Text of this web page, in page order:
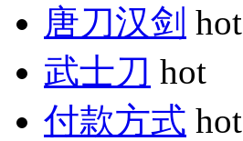
唐刀汉剑 hot
武士刀 hot
付款方式 hot